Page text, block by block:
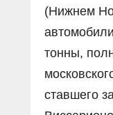
(Нижнем
тонны,
ставшего